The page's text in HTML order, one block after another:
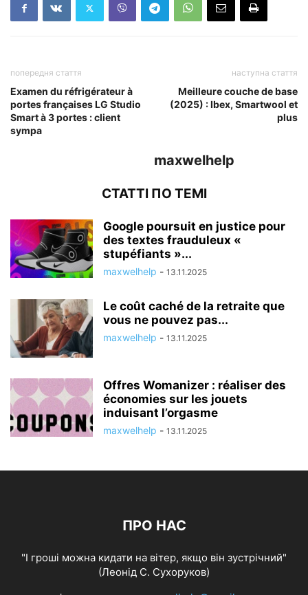
попередня стаття
Examen du réfrigérateur à
portes françaises LG Studio
Smart à 3 portes : client
sympa
наступна стаття
Meilleure couche de base
(2025) : Ibex, Smartwool et
plus
maxwelhelp
СТАТТІ ПО ТЕМІ
Google poursuit en justice pour
des textes frauduleux «
stupéfiants »...
maxwelhelp - 13.11.2025
Le coût caché de la retraite que
vous ne pouvez pas...
maxwelhelp - 13.11.2025
Offres Womanizer : réaliser des
économies sur les jouets
induisant l’orgasme
maxwelhelp - 13.11.2025
ПРО НАС
"І гроші можна кидати на вітер, якщо він зустрічний"
(Леонід С. Сухоруков)